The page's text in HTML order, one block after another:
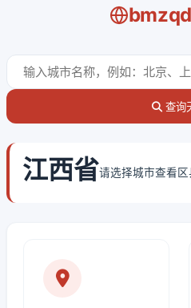
查询
江西省请选择城市查看区